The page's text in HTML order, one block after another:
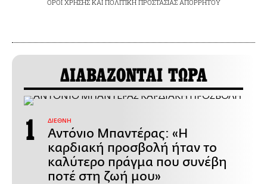
ΟΡΟΙ ΧΡΗΣΗΣΚΑΙ ΠΟΛΙΤΙΚΗ ΠΡΟΣΤΑΣΙΑΣ ΑΠΟΡΡΗΤΟΥ
ΔΙΑΒΑΖΟΝΤΑΙ ΤΩΡΑ
ΔΙΕΘΝΗ
Αντόνιο Μπαντέρας: «Η
καρδιακή προσβολή ήταν το
καλύτερο πράγμα που συνέβη
ποτέ στη ζωή μου»